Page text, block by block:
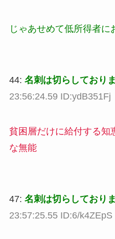
じゃあせめて低所得者に
44: 名刺は切らしており
23:56:24.59 ID:ydB351Fj
貧困層だけに給付する知
な無能
47: 名刺は切らしており
23:57:25.55 ID:6/k4ZEpS